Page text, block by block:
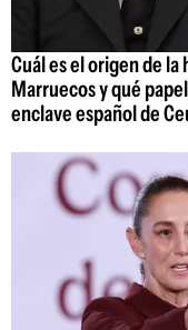
Cuál es el origen de la
Marruecos y qué
enclave español de